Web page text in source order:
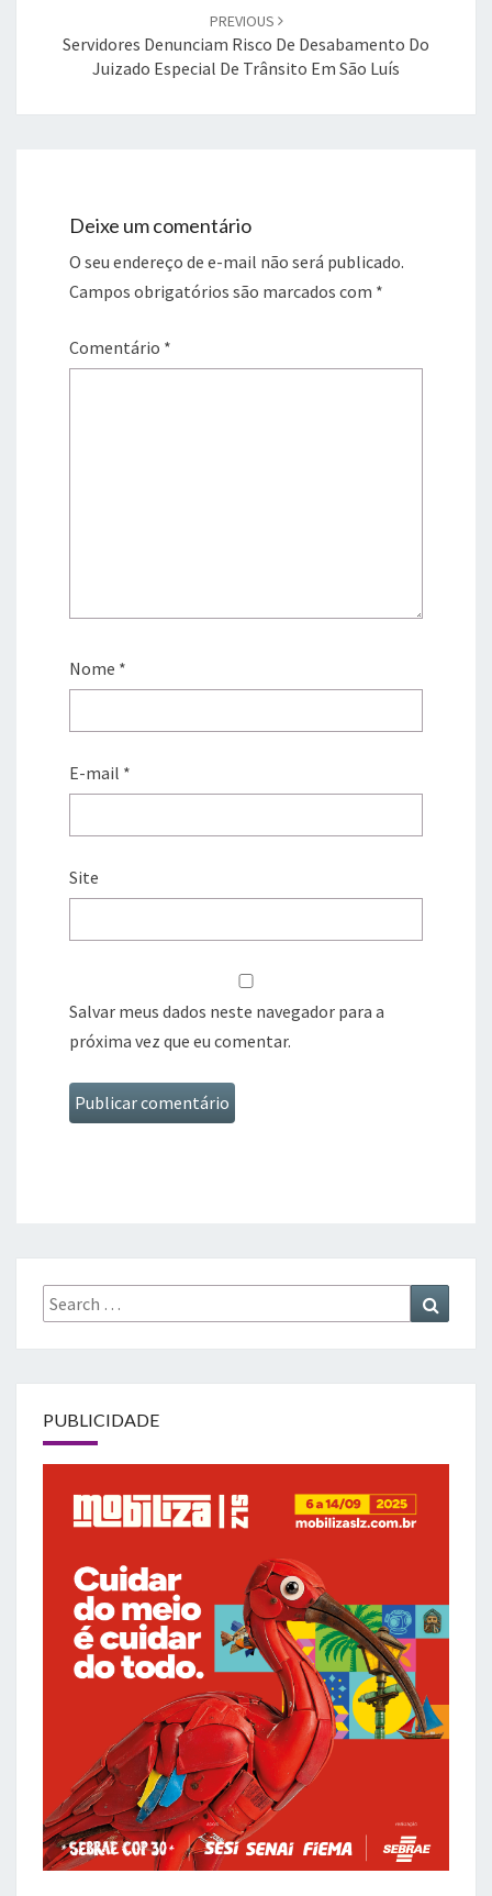
PREVIOUS
Servidores Denunciam Risco De Desabamento Do
Juizado Especial De Trânsito Em São Luís
Deixe um comentário
O seu endereço de e-mail não será publicado.
Campos obrigatórios são marcados com *
Comentário *
Nome *
E-mail *
Site
Salvar meus dados neste navegador para a
próxima vez que eu comentar.
Search
for:
PUBLICIDADE